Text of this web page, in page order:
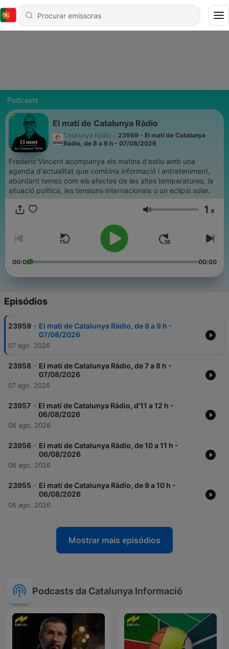
Podcasts
El matí de Catalunya Ràdio
Catalunya Ràdio
23959 - El matí de Catalunya
Ràdio, de 8 a 9 h - 07/08/2026
Frederic Vincent acompanya els matins d'estiu amb una
agenda d'actualitat que combina informació i entreteniment,
abordant temes com els efectes de les altes temperatures, la
situació política, les tensions internacionals o un eclipsi solar.
Volume 1 x
00:00 00:00
Episódios
23959 - El matí de Catalunya Ràdio, de 8 a 9 h -
07/08/2026
07 ago. 2026
23958 - El matí de Catalunya Ràdio, de 7 a 8 h -
07/08/2026
07 ago. 2026
23957 - El matí de Catalunya Ràdio, d'11 a 12 h -
06/08/2026
06 ago. 2026
23956 - El matí de Catalunya Ràdio, de 10 a 11 h -
06/08/2026
06 ago. 2026
23955 - El matí de Catalunya Ràdio, de 9 a 10 h -
06/08/2026
06 ago. 2026
Mostrar mais episódios
Podcasts da Catalunya Informació